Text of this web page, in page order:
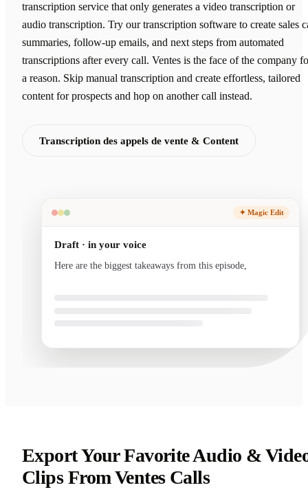
transcription service that only generates a video transcription or
audio transcription. Try our transcription software to create sales
summaries, follow-up emails, and next steps from automated
transcriptions after every call. Ventes is the face of the company
a reason. Skip manual transcription and create effortless, tailored
content for prospects and hop on another call instead.
Transcription des appels de vente & Content
✦ Magic Edit
Draft · in your voice
Here are the biggest takeaways from this episode, written
Export Your Favorite Audio &
Clips From Ventes Calls